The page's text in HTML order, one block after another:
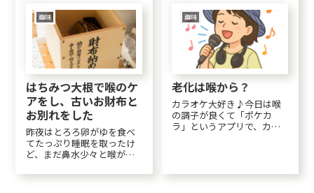
トとボンザマーガレットと
スプレーマムは元気になっ
て来て。水と肥料を与えた
らミントとボンザマーガレ...
趣味
はちみつ大根で喉のケ
アをし、古いお財布と
お別れをした
昨夜はとろろ卵がゆを食べ
てたっぷり睡眠を取ったけ
ど、まだ鼻水少々と喉が痛
あと800歩位歩けば、コーラ
趣味
老化は喉から？
カラオケ大好き♪今日は喉
の調子が良くて「ポケカ
ラ」というアプリで、カラ
ったが💦「老化は喉から」